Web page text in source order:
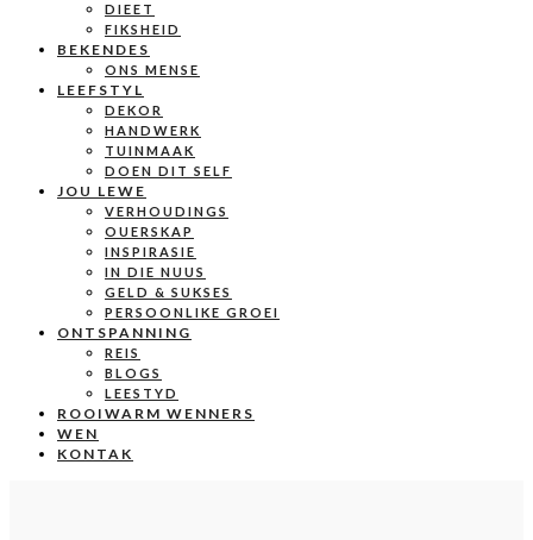
DIEET
FIKSHEID
BEKENDES
ONS MENSE
LEEFSTYL
DEKOR
HANDWERK
TUINMAAK
DOEN DIT SELF
JOU LEWE
VERHOUDINGS
OUERSKAP
INSPIRASIE
IN DIE NUUS
GELD & SUKSES
PERSOONLIKE GROEI
ONTSPANNING
REIS
BLOGS
LEESTYD
ROOIWARM WENNERS
WEN
KONTAK